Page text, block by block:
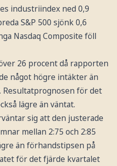
industriindex ned 0,9
S&P 500 sjönk 0,6
Nasdaq Composite föll
26 procent då rapporten
något högre intäkter än
Resultatprognosen för det
lägre än väntat.
sig att den justerade
mellan 2:75 och 2:85
än förhandstipsen på
för det fjärde kvartalet